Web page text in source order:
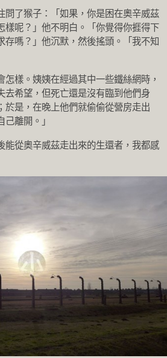
問了猴子：「如果，你是困在奧辛威茲
樣呢？」他不明白。「你覺得你捱得下
存嗎？」他沉默，然後搖頭。「我不知
樣。姨姨在經過其中一些鐵絲網時，
去希望，但死亡還是沒有臨到他們身
於是，在晚上他們就偷偷從營房走出
離開。」
能從奧辛威茲走出來的生還者，我都感